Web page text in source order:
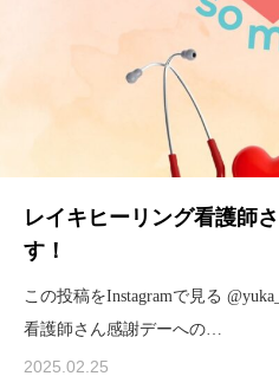
レイキヒーリング看護師
す！
この投稿をInstagramで見る
看護師さん感謝デーへの…
2025.02.25